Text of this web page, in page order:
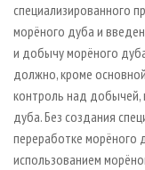
специализированного
морёного дуба и
и добычу морёного
должно, кроме
контроль над добычей,
дуба. Без создания
переработке морёного
использованием